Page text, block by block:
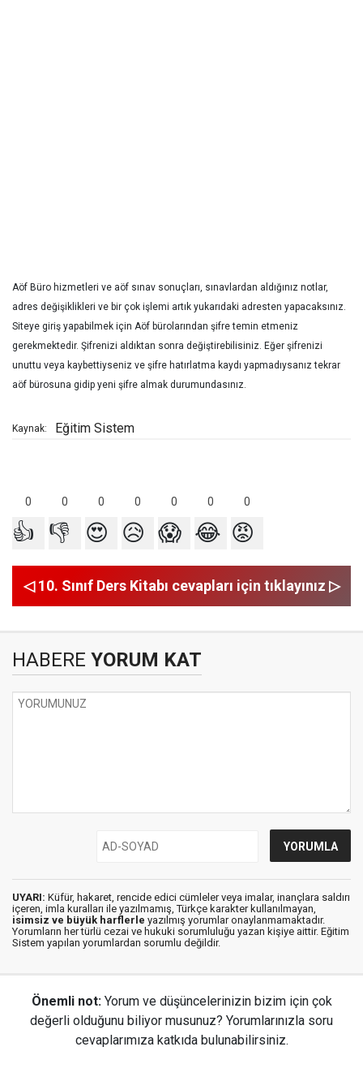
Aöf Büro hizmetleri ve aöf sınav sonuçları, sınavlardan aldığınız notlar,
adres değişiklikleri ve bir çok işlemi artık yukarıdaki adresten yapacaksınız.
Siteye giriş yapabilmek için Aöf bürolarından şifre temin etmeniz
gerekmektedir. Şifrenizi aldıktan sonra değiştirebilisiniz. Eğer şifrenizi
unuttu veya kaybettiyseniz ve şifre hatırlatma kaydı yapmadıysanız tekrar
aöf bürosuna gidip yeni şifre almak durumundasınız.
Kaynak: Eğitim Sistem
0 0 0 0 0 0 0
👍 👎 😍 😥 😱 😂 😡
◁ 10. Sınıf Ders Kitabı cevapları için tıklayınız ▷
HABERE YORUM KAT
UYARI: Küfür, hakaret, rencide edici cümleler veya imalar, inançlara saldırı
içeren, imla kuralları ile yazılmamış, Türkçe karakter kullanılmayan,
isimsiz ve büyük harflerle yazılmış yorumlar onaylanmamaktadır.
Yorumların her türlü cezai ve hukuki sorumluluğu yazan kişiye aittir. Eğitim
Sistem yapılan yorumlardan sorumlu değildir.
Önemli not: Yorum ve düşüncelerinizin bizim için çok
değerli olduğunu biliyor musunuz? Yorumlarınızla soru
cevaplarımıza katkıda bulunabilirsiniz.